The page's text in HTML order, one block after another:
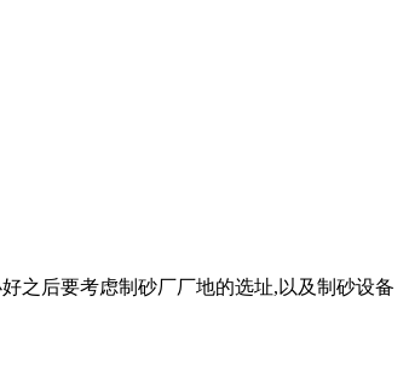
之后要考虑制砂厂厂地的选址,以及制砂设备